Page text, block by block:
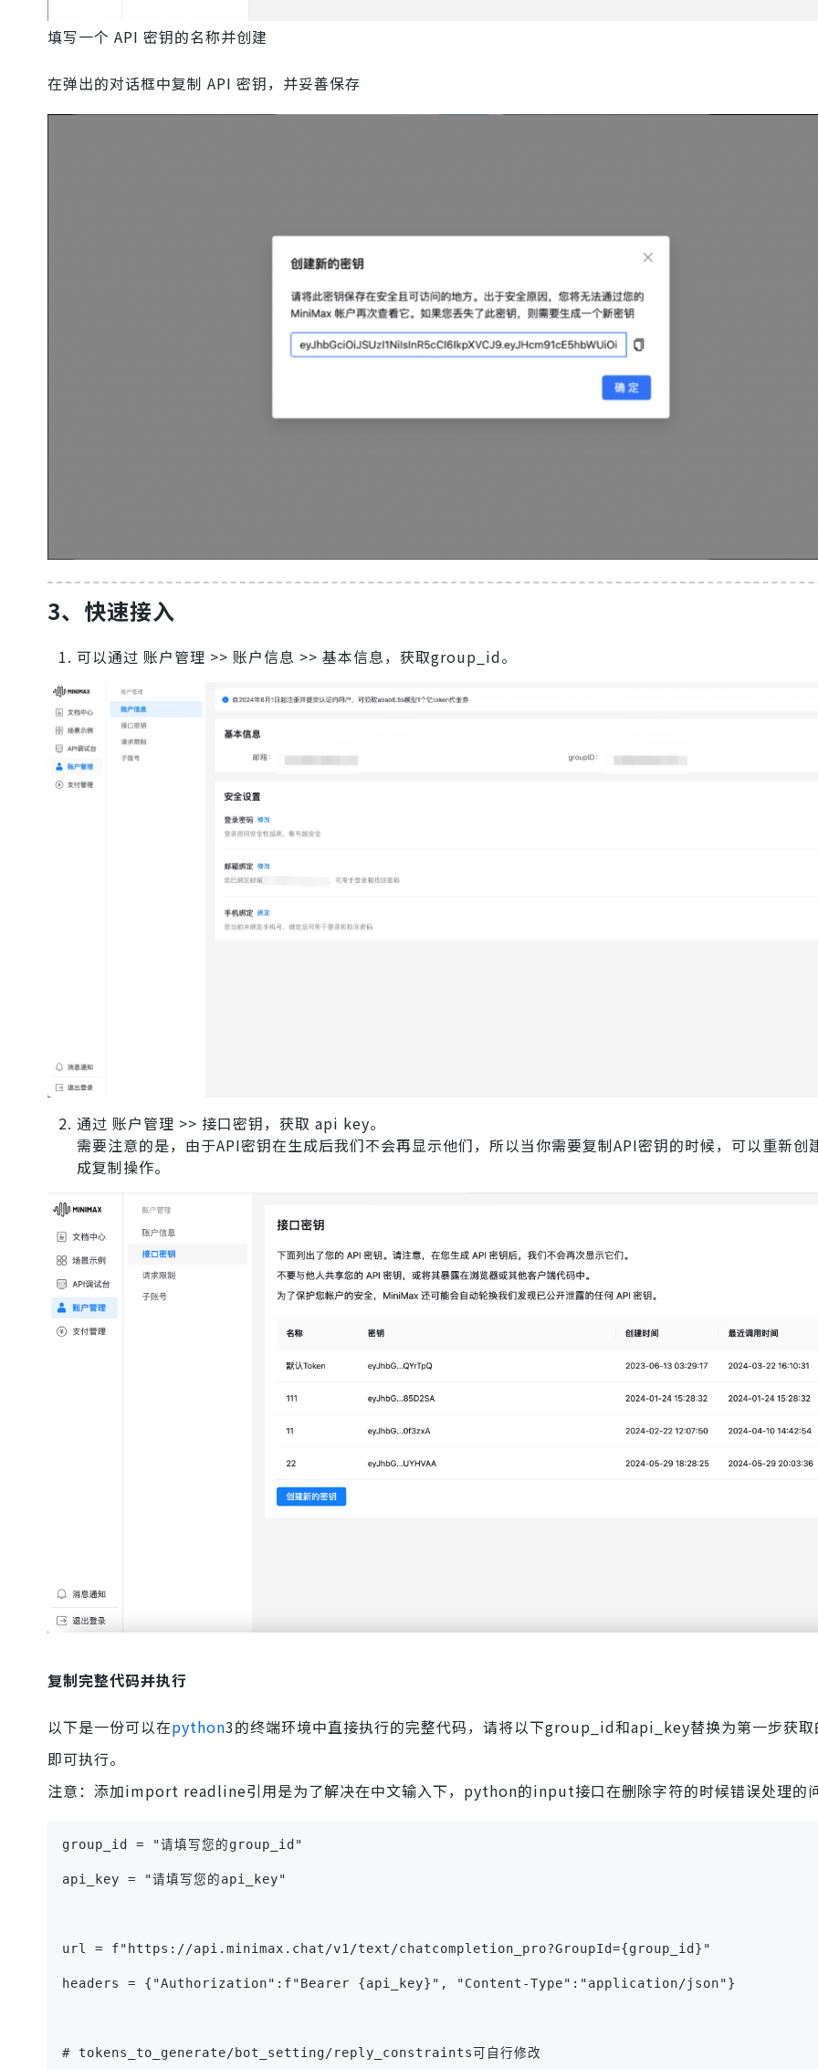
填写一个 API 密钥的名称并创建
在弹出的对话框中复制 API 密钥，并妥善保存
3、快速接入
可以通过 账户管理 >> 账户信息 >> 基本信息，获取group_id。
通过 账户管理 >> 接口密钥，获取 api key。
需要注意的是，由于API密钥在生成后我们不会再显示他们，所以当你需要复制API密钥的时候，可以重新创
成复制操作。
复制完整代码并执行
以下是一份可以在python3的终端环境中直接执行的完整代码，请将以下group_id和api_key替换为第一步获取
即可执行。
注意：添加import readline引用是为了解决在中文输入下，python的input接口在删除字符的时候错误处理的问
group_id = "请填写您的group_id"
api_key = "请填写您的api_key"
url = f"https://api.minimax.chat/v1/text/chatcompletion_pro?GroupId={group_id}"
headers = {"Authorization":f"Bearer {api_key}", "Content-Type":"application/json"}
# tokens_to_generate/bot_setting/reply_constraints可自行修改